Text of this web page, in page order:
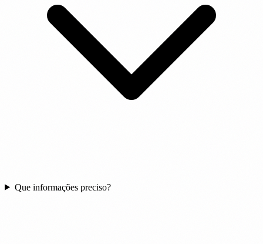
Que informações preciso?